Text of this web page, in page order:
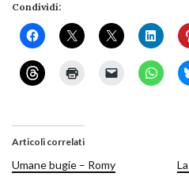
Condividi:
Articoli correlati
Umane bugie – Romy